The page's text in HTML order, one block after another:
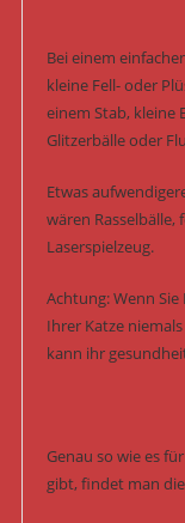
Bei einem
kleine Fell- oder
einem Stab, kleine
Glitzerbälle oder
Etwas
wären
Laserspielzeug.
Achtung: Wenn
Ihrer Katze
kann ihr
Genau so wie es
gibt, findet man